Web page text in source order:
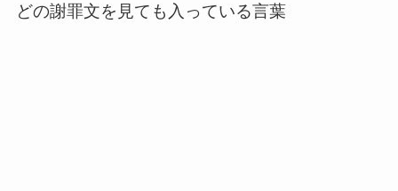
どの謝罪文を見ても入っている言葉